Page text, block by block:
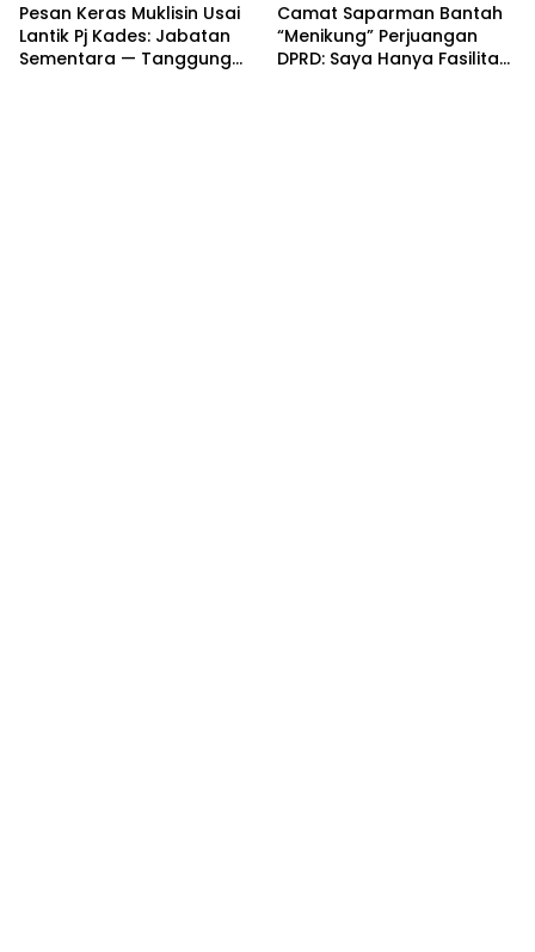
Pesan Keras Muklisin Usai
Lantik Pj Kades: Jabatan
Sementara — Tanggung
Camat Saparman Bantah
“Menikung” Perjuangan
DPRD: Saya Hanya Fasilitasi